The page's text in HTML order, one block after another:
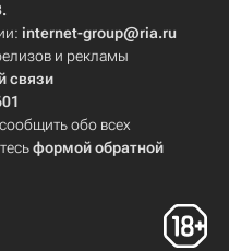
internet-group@ria.ru
и рекламы
связи
обо всех
формой обратной